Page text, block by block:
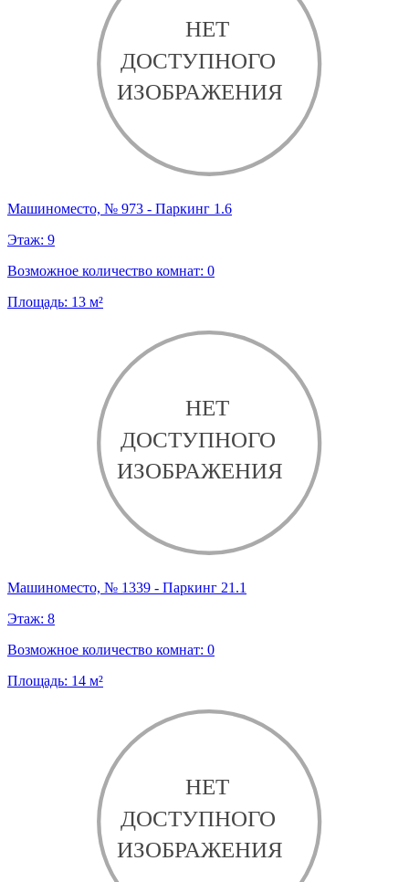
Машиноместо, № 973 - Паркинг 1.6
Этаж: 9
Возможное количество комнат: 0
Площадь: 13 м²
Машиноместо, № 1339 - Паркинг 21.1
Этаж: 8
Возможное количество комнат: 0
Площадь: 14 м²